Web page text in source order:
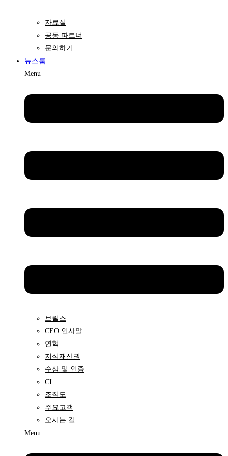
자료실
공동 파트너
문의하기
뉴스룸
Menu
브릴스
CEO 인사말
연혁
지식재산권
수상 및 인증
CI
조직도
주요고객
오시는 길
Menu